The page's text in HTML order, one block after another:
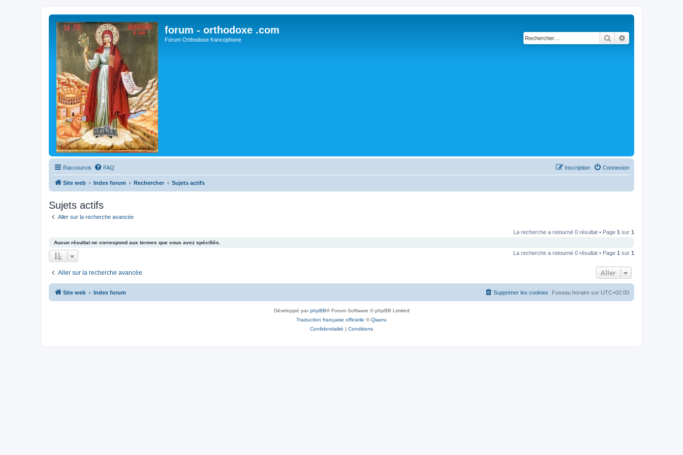
forum - orthodoxe .com
Forum Orthodoxe francophone Rechercher
Raccourcis FAQ Connexion
Inscription
Site web Index forum Rechercher Sujets actifs
Sujets actifs
Aller sur la recherche avancée
La recherche a retourné 0 résultat • Page 1 sur 1
Aucun résultat ne correspond aux termes que vous avez spécifiés.
La recherche a retourné 0 résultat • Page 1 sur 1
Aller sur la recherche avancée Aller
Site web Index forum Fuseau horaire sur UTC+02:00
Supprimer les cookies
Développé parphpBB® Forum Software © phpBB Limited
Traduction française officielle ©Qiaeru
Confidentialité | Conditions